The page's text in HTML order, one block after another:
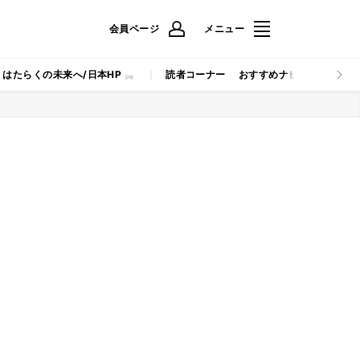
会員ページ メニュー
はたらくの未来へ/日本HP 読者コーナー おすすめナビ マイナビ